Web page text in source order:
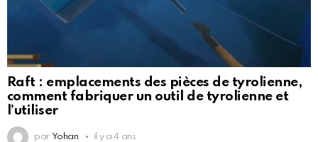
Raft : emplacements des pièces de tyrolienne,
comment fabriquer un outil de tyrolienne et
l’utiliser
par Yohan il y a 4 ans